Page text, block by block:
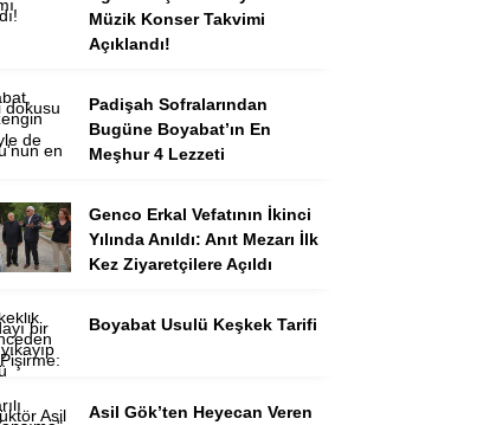
Müzik Konser Takvimi
Açıklandı!
Padişah Sofralarından
Bugüne Boyabat’ın En
Meşhur 4 Lezzeti
Genco Erkal Vefatının İkinci
Yılında Anıldı: Anıt Mezarı İlk
Kez Ziyaretçilere Açıldı
Boyabat Usulü Keşkek Tarifi
Asil Gök’ten Heyecan Veren